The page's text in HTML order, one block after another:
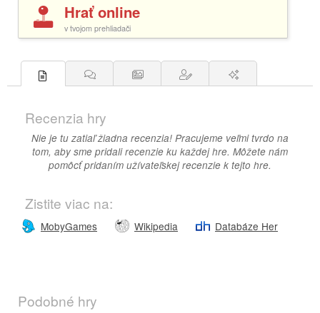
Hrať online
v tvojom prehliadači
Recenzia hry
Nie je tu zatiaľ žiadna recenzia! Pracujeme veľmi tvrdo na
tom, aby sme pridali recenzie ku každej hre. Môžete nám
pomôcť pridaním užívateľskej recenzie k tejto hre.
Zistite viac na:
MobyGames Wikipedia Databáze Her
Podobné hry